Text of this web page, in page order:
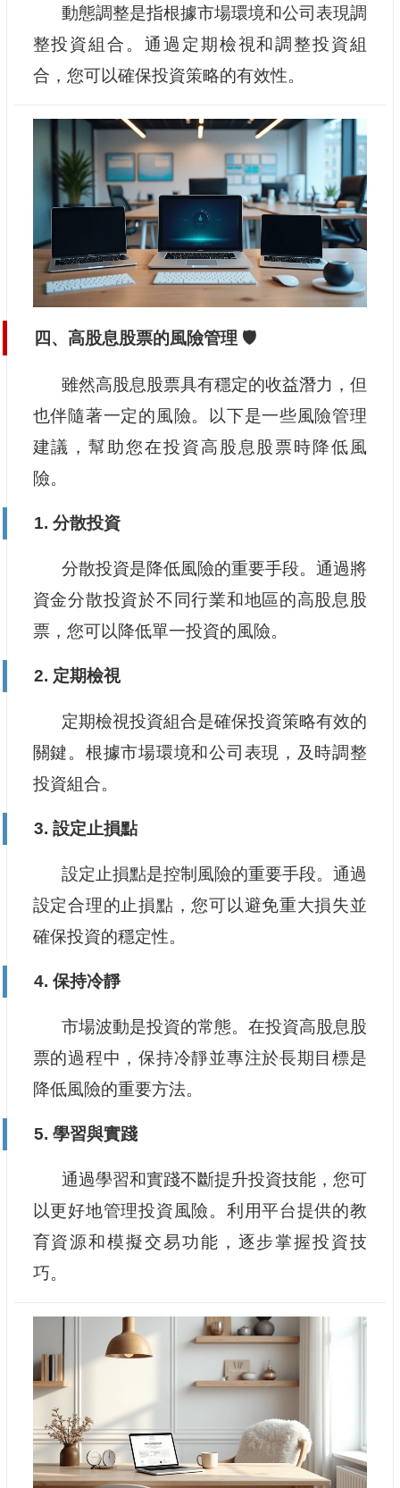
動態調整是指根據市場環境和公司表現調
整投資組合。通過定期檢視和調整投資組
合，您可以確保投資策略的有效性。
四、高股息股票的風險管理 🛡️
雖然高股息股票具有穩定的收益潛力，但
也伴隨著一定的風險。以下是一些風險管理
建議，幫助您在投資高股息股票時降低風
險。
1. 分散投資
分散投資是降低風險的重要手段。通過將
資金分散投資於不同行業和地區的高股息股
票，您可以降低單一投資的風險。
2. 定期檢視
定期檢視投資組合是確保投資策略有效的
關鍵。根據市場環境和公司表現，及時調整
投資組合。
3. 設定止損點
設定止損點是控制風險的重要手段。通過
設定合理的止損點，您可以避免重大損失並
確保投資的穩定性。
4. 保持冷靜
市場波動是投資的常態。在投資高股息股
票的過程中，保持冷靜並專注於長期目標是
降低風險的重要方法。
5. 學習與實踐
通過學習和實踐不斷提升投資技能，您可
以更好地管理投資風險。利用平台提供的教
育資源和模擬交易功能，逐步掌握投資技
巧。